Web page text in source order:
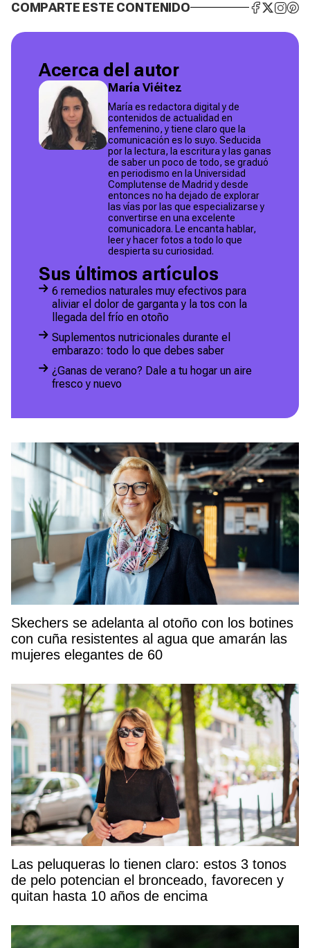
COMPARTE ESTE CONTENIDO
Acerca del autor
María Viéitez
María es redactora digital y de
contenidos de actualidad en
enfemenino, y tiene claro que la
comunicación es lo suyo. Seducida
por la lectura, la escritura y las ganas
de saber un poco de todo, se graduó
en periodismo en la Universidad
Complutense de Madrid y desde
entonces no ha dejado de explorar
las vías por las que especializarse y
convertirse en una excelente
comunicadora. Le encanta hablar,
leer y hacer fotos a todo lo que
despierta su curiosidad.
Sus últimos artículos
6 remedios naturales muy efectivos para
aliviar el dolor de garganta y la tos con la
llegada del frío en otoño
Suplementos nutricionales durante el
embarazo: todo lo que debes saber
¿Ganas de verano? Dale a tu hogar un aire
fresco y nuevo
Skechers se adelanta al otoño con los botines
con cuña resistentes al agua que amarán las
mujeres elegantes de 60
Las peluqueras lo tienen claro: estos 3 tonos
de pelo potencian el bronceado, favorecen y
quitan hasta 10 años de encima